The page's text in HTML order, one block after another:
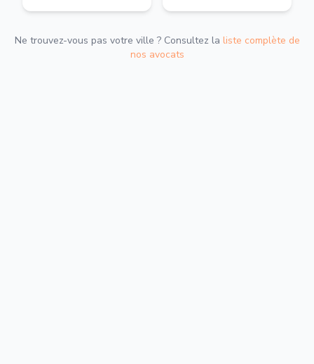
Ne trouvez-vous pas votre ville ? Consultez la liste complète de
nos avocats